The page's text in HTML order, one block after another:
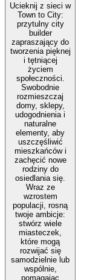
Ucieknij z sieci w
Town to City:
przytulny city
builder
zapraszający do
tworzenia pięknej
i tętniącej
życiem
społeczności.
Swobodnie
rozmieszczaj
domy, sklepy,
udogodnienia i
naturalne
elementy, aby
uszczęśliwić
mieszkańców i
zachęcić nowe
rodziny do
osiedlania się.
Wraz ze
wzrostem
populacji, rosną
twoje ambicje:
stwórz wiele
miasteczek,
które mogą
rozwijać się
samodzielnie lub
wspólnie,
pomagając